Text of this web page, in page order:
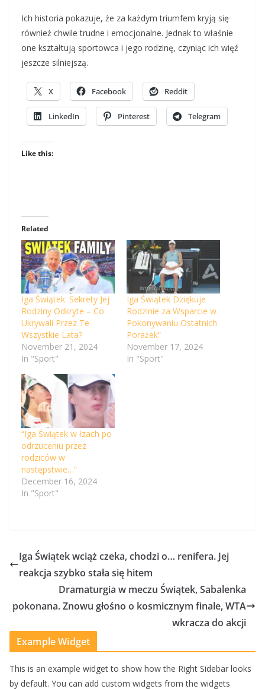
Ich historia pokazuje, że za każdym triumfem kryją się
również chwile trudne i emocjonalne. Jednak to właśnie
one kształtują sportowca i jego rodzinę, czyniąc ich więź
jeszcze silniejszą.
X Facebook Reddit
LinkedIn Pinterest Telegram
Like this:
Related
Iga Świątek: Sekrety Jej
Rodziny Odkryte – Co
Ukrywali Przez Te
Wszystkie Lata?
November 21, 2024
In "Sport"
Iga Świątek Dziękuje
Rodzinie za Wsparcie w
Pokonywaniu Ostatnich
Porażek”
November 17, 2024
In "Sport"
“Iga Świątek w łzach po
odrzuceniu przez
rodziców w
następstwie…”
December 16, 2024
In "Sport"
Iga Świątek wciąż czeka, chodzi o… renifera. Jej
reakcja szybko stała się hitem
Dramaturgia w meczu Świątek, Sabalenka
pokonana. Znowu głośno o kosmicznym finale, WTA
wkracza do akcji
Example Widget
This is an example widget to show how the Right Sidebar looks
by default. You can add custom widgets from the widgets